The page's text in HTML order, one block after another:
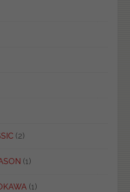
(2)
(1)
(1)